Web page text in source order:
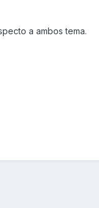
a ambos tema.